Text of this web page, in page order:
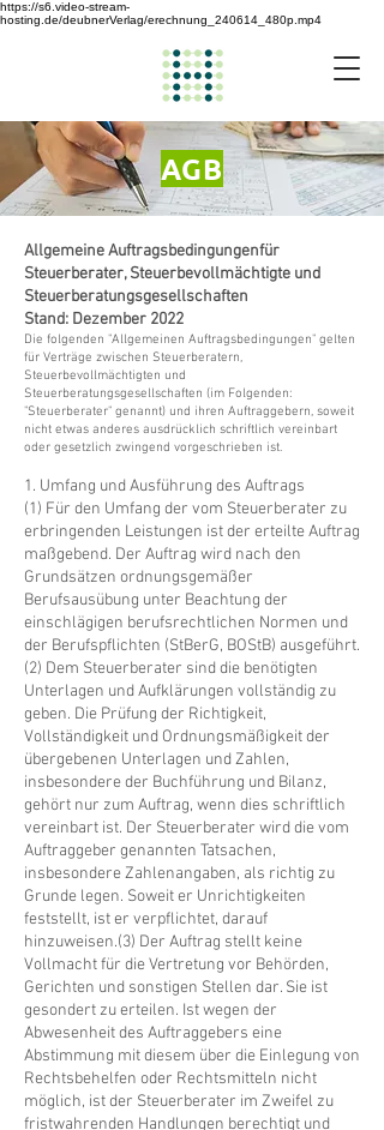
https://s6.video-stream-
hosting.de/deubnerVerlag/erechnung_240614_480p.mp4
AGB
Allgemeine Auftragsbedingungenfür
Steuerberater, Steuerbevollmächtigte und
Steuerberatungsgesellschaften
Stand: Dezember 2022
Die folgenden "Allgemeinen Auftragsbedingungen" gelten
für Verträge zwischen Steuerberatern,
Steuerbevollmächtigten und
Steuerberatungsgesellschaften (im Folgenden:
"Steuerberater" genannt) und ihren Auftraggebern, soweit
nicht etwas anderes ausdrücklich schriftlich vereinbart
oder gesetzlich zwingend vorgeschrieben ist.
1. Umfang und Ausführung des Auftrags
(1) Für den Umfang der vom Steuerberater zu
erbringenden Leistungen ist der erteilte Auftrag
maßgebend. Der Auftrag wird nach den
Grundsätzen ordnungsgemäßer
Berufsausübung unter Beachtung der
einschlägigen berufsrechtlichen Normen und
der Berufspflichten (StBerG, BOStB) ausgeführt.
(2) Dem Steuerberater sind die benötigten
Unterlagen und Aufklärungen vollständig zu
geben. Die Prüfung der Richtigkeit,
Vollständigkeit und Ordnungsmäßigkeit der
übergebenen Unterlagen und Zahlen,
insbesondere der Buchführung und Bilanz,
gehört nur zum Auftrag, wenn dies schriftlich
vereinbart ist. Der Steuerberater wird die vom
Auftraggeber genannten Tatsachen,
insbesondere Zahlenangaben, als richtig zu
Grunde legen. Soweit er Unrichtigkeiten
feststellt, ist er verpflichtet, darauf
hinzuweisen.(3) Der Auftrag stellt keine
Vollmacht für die Vertretung vor Behörden,
Gerichten und sonstigen Stellen dar. Sie ist
gesondert zu erteilen. Ist wegen der
Abwesenheit des Auftraggebers eine
Abstimmung mit diesem über die Einlegung von
Rechtsbehelfen oder Rechtsmitteln nicht
möglich, ist der Steuerberater im Zweifel zu
fristwahrenden Handlungen berechtigt und